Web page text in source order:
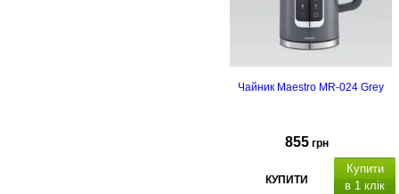
Чайник Maestro MR-024 Grey
855 грн
КУПИТИ
Купити
в 1 клік